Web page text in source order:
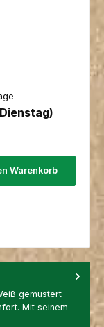
Warenkorb
gemustert
Mit seinem